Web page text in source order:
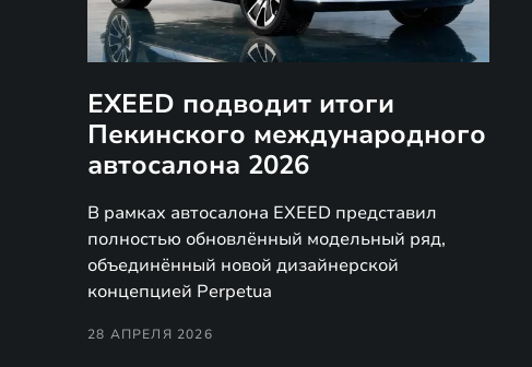
EXEED подводит итоги
Пекинского международного
автосалона 2026
В рамках автосалона EXEED представил
полностью обновлённый модельный ряд,
объединённый новой дизайнерской
концепцией Perpetua
28 АПРЕЛЯ 2026